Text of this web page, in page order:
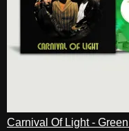
Carnival Of Light -